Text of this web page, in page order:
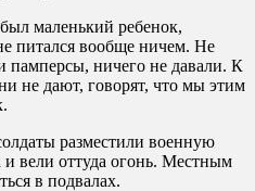
маленький ребенок,
питался вообще ничем. Не
памперсы, ничего не давали. К
не дают, говорят, что мы этим
разместили военную
и вели оттуда огонь. Местным
в подвалах.